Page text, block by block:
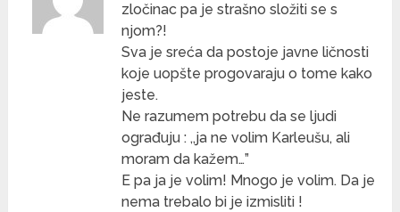
zločinac pa je strašno složiti se s
njom?!
Sva je sreća da postoje javne ličnosti
koje uopšte progovaraju o tome kako
jeste.
Ne razumem potrebu da se ljudi
ograđuju : ,,ja ne volim Karleušu, ali
moram da kažem…”
E pa ja je volim! Mnogo je volim. Da je
nema trebalo bi je izmisliti !